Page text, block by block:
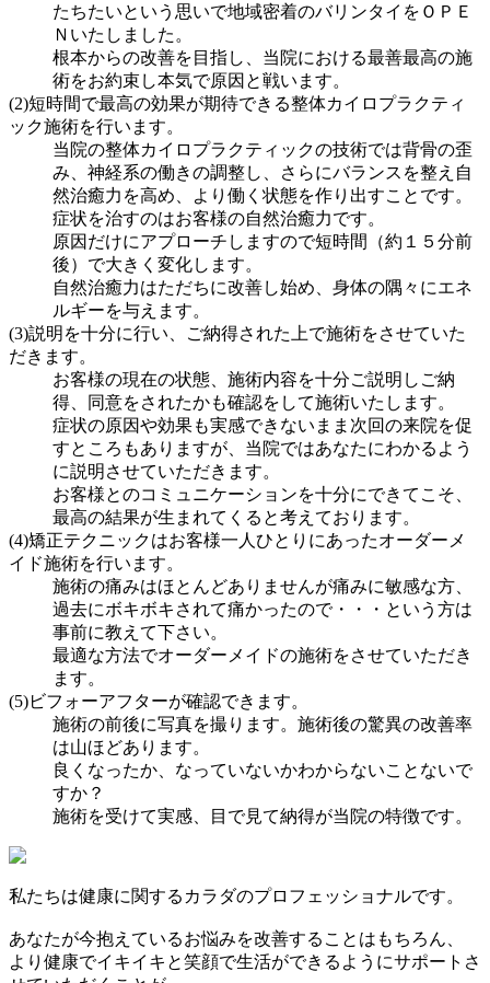
たちたいという思いで地域密着のバリンタイをＯＰＥ
Ｎいたしました。
根本からの改善を目指し、当院における最善最高の施
術をお約束し本気で原因と戦います。
(2)短時間で最高の効果が期待できる整体カイロプラクティ
ック施術を行います。
当院の整体カイロプラクティックの技術では背骨の歪
み、神経系の働きの調整し、さらにバランスを整え自
然治癒力を高め、より働く状態を作り出すことです。
症状を治すのはお客様の自然治癒力です。
原因だけにアプローチしますので短時間（約１５分前
後）で大きく変化します。
自然治癒力はただちに改善し始め、身体の隅々にエネ
ルギーを与えます。
(3)説明を十分に行い、ご納得された上で施術をさせていた
だきます。
お客様の現在の状態、施術内容を十分ご説明しご納
得、同意をされたかも確認をして施術いたします。
症状の原因や効果も実感できないまま次回の来院を促
すところもありますが、当院ではあなたにわかるよう
に説明させていただきます。
お客様とのコミュニケーションを十分にできてこそ、
最高の結果が生まれてくると考えております。
(4)矯正テクニックはお客様一人ひとりにあったオーダーメ
イド施術を行います。
施術の痛みはほとんどありませんが痛みに敏感な方、
過去にボキボキされて痛かったので・・・という方は
事前に教えて下さい。
最適な方法でオーダーメイドの施術をさせていただき
ます。
(5)ビフォーアフターが確認できます。
施術の前後に写真を撮ります。施術後の驚異の改善率
は山ほどあります。
良くなったか、なっていないかわからないことないで
すか？
施術を受けて実感、目で見て納得が当院の特徴です。
私たちは健康に関するカラダのプロフェッショナルです。
あなたが今抱えているお悩みを改善することはもちろん、
より健康でイキイキと笑顔で生活ができるようにサポートさ